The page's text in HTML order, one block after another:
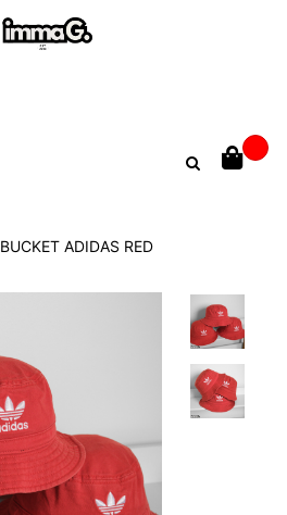
BUCKET ADIDAS RED